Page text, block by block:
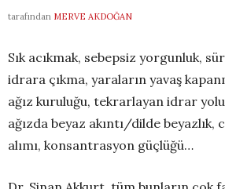
tarafından MERVE AKDOĞAN
Sık acıkmak, sebepsiz yorgunluk,
idrara çıkma, yaraların yavaş
ağız kuruluğu, tekrarlayan idrar
ağızda beyaz akıntı/dilde beyazlık,
alımı, konsantrasyon güçlüğü…